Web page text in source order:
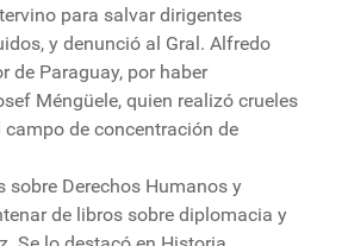
para salvar dirigentes
y denunció al Gral. Alfredo
de Paraguay, por haber
Méngüele, quien realizó crueles
campo de concentración de
sobre Derechos Humanos y
de libros sobre diplomacia y